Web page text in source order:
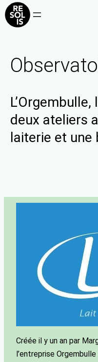
deux ateliers
laiterie et une
Créée il y un an par
l’entreprise